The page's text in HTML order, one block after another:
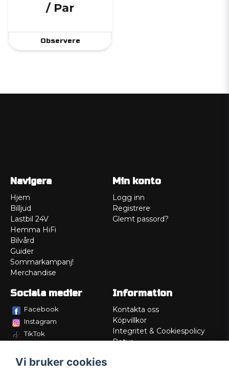
/ Par
Observere
Navigera
Hjem
Billjud
Lastbil 24V
Hemma HiFi
Bilvård
Guider
Sommarkampanj!
Merchandise
Min konto
Logg inn
Registrere
Glemt passord?
Sociala medier
Facebook
Instagram
TikTok
Information
Kontakta oss
Köpvillkor
Integritet & Cookiespolicy
Retur
Vi bruker cookies